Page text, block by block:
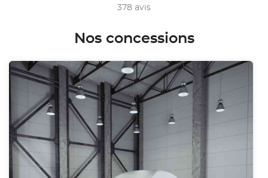
378 avis
Nos concessions